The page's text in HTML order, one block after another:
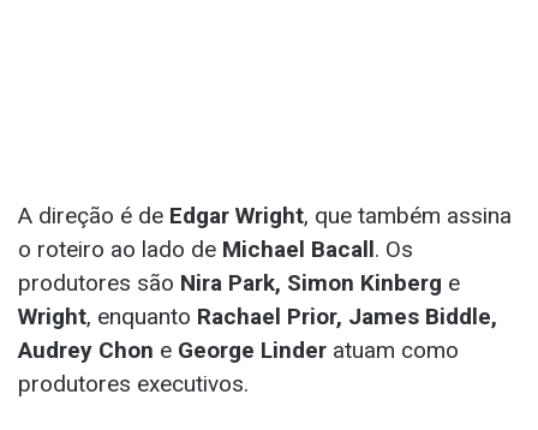
A direção é de Edgar Wright, que também assina
o roteiro ao lado de Michael Bacall. Os
produtores são Nira Park, Simon Kinberg e
Wright, enquanto Rachael Prior, James Biddle,
Audrey Chon e George Linder atuam como
produtores executivos.